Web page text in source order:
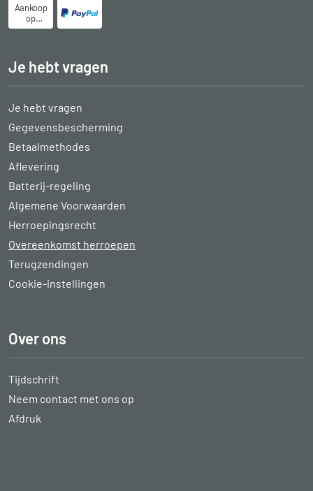
Aankoop
op
rekening
Je hebt vragen
Je hebt vragen
Gegevensbescherming
Betaalmethodes
Aflevering
Batterij-regeling
Algemene Voorwaarden
Herroepingsrecht
Overeenkomst herroepen
Terugzendingen
Cookie-instellingen
Over ons
Tijdschrift
Neem contact met ons op
Afdruk